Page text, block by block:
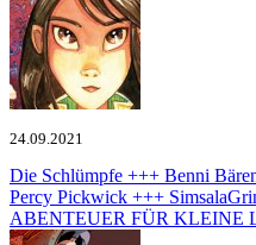
24.09.2021
Die Schlümpfe +++ Benni
Percy Pickwick +++
ABENTEUER FÜR KLEINE